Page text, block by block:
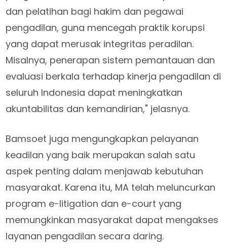
dan pelatihan bagi hakim dan pegawai
pengadilan, guna mencegah praktik korupsi
yang dapat merusak integritas peradilan.
Misalnya, penerapan sistem pemantauan dan
evaluasi berkala terhadap kinerja pengadilan di
seluruh Indonesia dapat meningkatkan
akuntabilitas dan kemandirian," jelasnya.
Bamsoet juga mengungkapkan pelayanan
keadilan yang baik merupakan salah satu
aspek penting dalam menjawab kebutuhan
masyarakat. Karena itu, MA telah meluncurkan
program e-litigation dan e-court yang
memungkinkan masyarakat dapat mengakses
layanan pengadilan secara daring.